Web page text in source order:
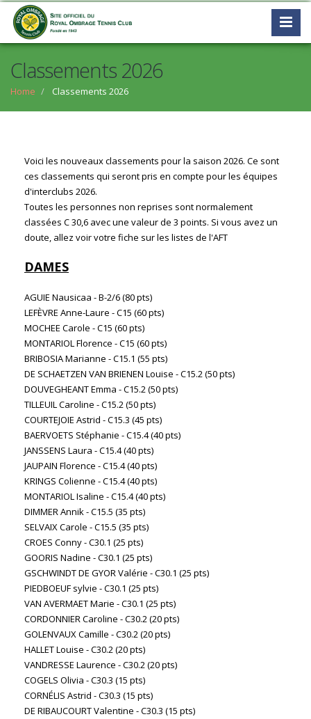
Classements 2026
Home Classements 2026
Voici les nouveaux classements pour la saison 2026. Ce sont
ces classements qui seront pris en compte pour les équipes
d'interclubs 2026.
Toutes les personnes non reprises sont normalement
classées C 30,6 avec une valeur de 3 points. Si vous avez un
doute, allez voir votre fiche sur les listes de l'AFT
DAMES
AGUIE Nausicaa - B-2/6 (80 pts)
LEFÈVRE Anne-Laure - C15 (60 pts)
MOCHEE Carole - C15 (60 pts)
MONTARIOL Florence - C15 (60 pts)
BRIBOSIA Marianne - C15.1 (55 pts)
DE SCHAETZEN VAN BRIENEN Louise - C15.2 (50 pts)
DOUVEGHEANT Emma - C15.2 (50 pts)
TILLEUIL Caroline - C15.2 (50 pts)
COURTEJOIE Astrid - C15.3 (45 pts)
BAERVOETS Stéphanie - C15.4 (40 pts)
JANSSENS Laura - C15.4 (40 pts)
JAUPAIN Florence - C15.4 (40 pts)
KRINGS Colienne - C15.4 (40 pts)
MONTARIOL Isaline - C15.4 (40 pts)
DIMMER Annik - C15.5 (35 pts)
SELVAIX Carole - C15.5 (35 pts)
CROES Conny - C30.1 (25 pts)
GOORIS Nadine - C30.1 (25 pts)
GSCHWINDT DE GYOR Valérie - C30.1 (25 pts)
PIEDBOEUF sylvie - C30.1 (25 pts)
VAN AVERMAET Marie - C30.1 (25 pts)
CORDONNIER Caroline - C30.2 (20 pts)
GOLENVAUX Camille - C30.2 (20 pts)
HALLET Louise - C30.2 (20 pts)
VANDRESSE Laurence - C30.2 (20 pts)
COGELS Olivia - C30.3 (15 pts)
CORNÉLIS Astrid - C30.3 (15 pts)
DE RIBAUCOURT Valentine - C30.3 (15 pts)